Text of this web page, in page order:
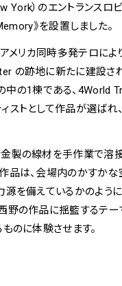
Store
spiral art
松坂屋
MoN Park
MoN Shop
York）のエントランスロ
》を設置しました。
メリカ同時多発テロによ
の跡地に新たに建設さ
中の1棟である、4World
ストとして作品が選ばれ
製の線材を手作業で溶
品は、会場内のかすか
源を備えているかのよう
野の作品に揺籃するテー
のに体験させます。